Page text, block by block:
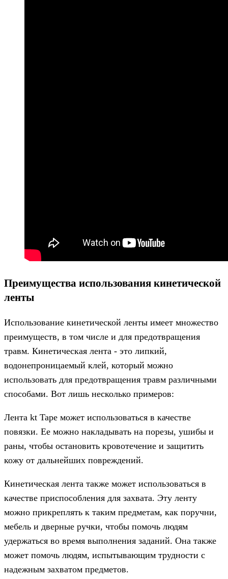
Преимущества использования кинетической
ленты
Использование кинетической ленты имеет множество
преимуществ, в том числе и для предотвращения
травм. Кинетическая лента - это липкий,
водонепроницаемый клей, который можно
использовать для предотвращения травм различными
способами. Вот лишь несколько примеров:
Лента kt Tape может использоваться в качестве
повязки. Ее можно накладывать на порезы, ушибы и
раны, чтобы остановить кровотечение и защитить
кожу от дальнейших повреждений.
Кинетическая лента также может использоваться в
качестве приспособления для захвата. Эту ленту
можно прикреплять к таким предметам, как поручни,
мебель и дверные ручки, чтобы помочь людям
удержаться во время выполнения заданий. Она также
может помочь людям, испытывающим трудности с
надежным захватом предметов.